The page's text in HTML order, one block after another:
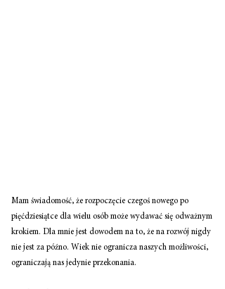
Mam świadomość, że rozpoczęcie czegoś nowego po
pięćdziesiątce dla wielu osób może wydawać się odważnym
krokiem. Dla mnie jest dowodem na to, że na rozwój nigdy
nie jest za późno. Wiek nie ogranicza naszych możliwości,
ograniczają nas jedynie przekonania.